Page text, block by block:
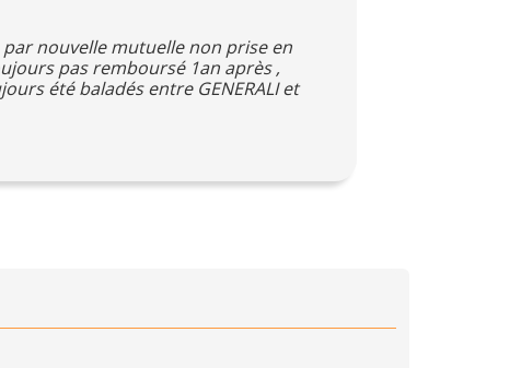
nouvelle mutuelle non prise en
pas remboursé 1an après ,
été baladés entre GENERALI et